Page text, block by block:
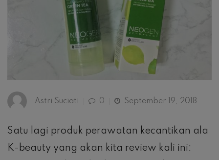
Astri Suciati 0 September 19, 2018
Satu lagi produk perawatan kecantikan ala
K-beauty yang akan kita review kali ini: